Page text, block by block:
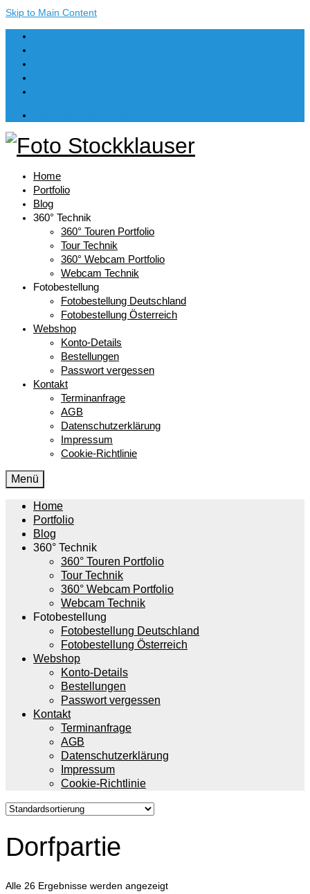
Skip to Main Content
Home
Portfolio
Blog
360° Technik
360° Touren Portfolio
Tour Technik
360° Webcam Portfolio
Webcam Technik
Fotobestellung
Fotobestellung Deutschland
Fotobestellung Österreich
Webshop
Konto-Details
Bestellungen
Passwort vergessen
Kontakt
Terminanfrage
AGB
Datenschutzerklärung
Impressum
Cookie-Richtlinie
Menü
Home
Portfolio
Blog
360° Technik
360° Touren Portfolio
Tour Technik
360° Webcam Portfolio
Webcam Technik
Fotobestellung
Fotobestellung Deutschland
Fotobestellung Österreich
Webshop
Konto-Details
Bestellungen
Passwort vergessen
Kontakt
Terminanfrage
AGB
Datenschutzerklärung
Impressum
Cookie-Richtlinie
Dorfpartie
Alle 26 Ergebnisse werden angezeigt